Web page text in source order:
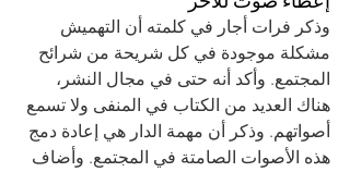
وذكر فرات أجار في كلمته أن التهميش
مشكلة موجودة في كل شريحة من شرائح
المجتمع. وأكد أنه حتى في مجال النشر،
هناك العديد من الكتاب في المنفى ولا تسمع
أصواتهم. وذكر أن مهمة الدار هي إعادة دمج
هذه الأصوات الصامتة في المجتمع. وأضاف